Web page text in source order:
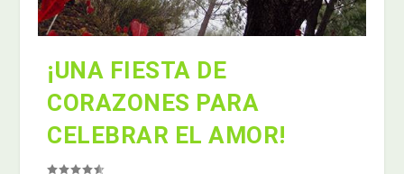
¡UNA FIESTA DE
CORAZONES PARA
CELEBRAR EL AMOR!